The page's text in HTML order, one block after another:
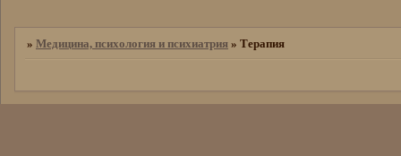
» Медицина, психология и психиатрия » Терапия